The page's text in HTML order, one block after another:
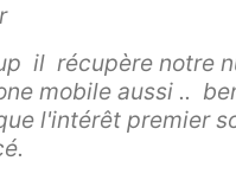
il récupère notre
mobile aussi ..
l'intérêt premier